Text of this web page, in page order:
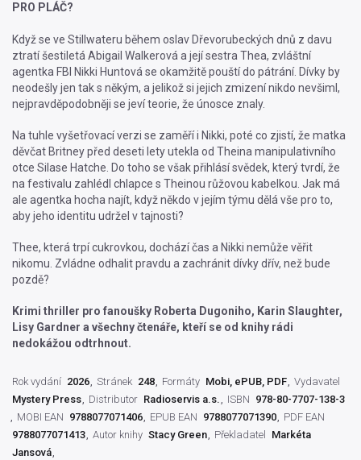
PRO PLÁČ?
Když se ve Stillwateru během oslav Dřevorubeckých dnů z davu
ztratí šestiletá Abigail Walkerová a její sestra Thea, zvláštní
agentka FBI Nikki Huntová se okamžitě pouští do pátrání. Dívky by
neodešly jen tak s někým, a jelikož si jejich zmizení nikdo nevšiml,
nejpravděpodobněji se jeví teorie, že únosce znaly.
Na tuhle vyšetřovací verzi se zaměří i Nikki, poté co zjistí, že matka
děvčat Britney před deseti lety utekla od Theina manipulativního
otce Silase Hatche. Do toho se však přihlásí svědek, který tvrdí, že
na festivalu zahlédl chlapce s Theinou růžovou kabelkou. Jak má
ale agentka hocha najít, když někdo v jejím týmu dělá vše pro to,
aby jeho identitu udržel v tajnosti?
Thee, která trpí cukrovkou, dochází čas a Nikki nemůže věřit
nikomu. Zvládne odhalit pravdu a zachránit dívky dřív, než bude
pozdě?
Krimi thriller pro fanoušky Roberta Dugoniho, Karin Slaughter,
Lisy Gardner a všechny čtenáře, kteří se od knihy rádi
nedokážou odtrhnout.
Rok vydání 2026 Stránek 248 Formáty Mobi, ePUB, PDF Vydavatel
Mystery Press
Distributor Radioservis a.s. ISBN 978-80-7707-138-3
MOBI EAN 9788077071406 EPUB EAN 9788077071390
PDF EAN
9788077071413 Autor knihy Stacy Green Překladatel
Markéta
Jansová